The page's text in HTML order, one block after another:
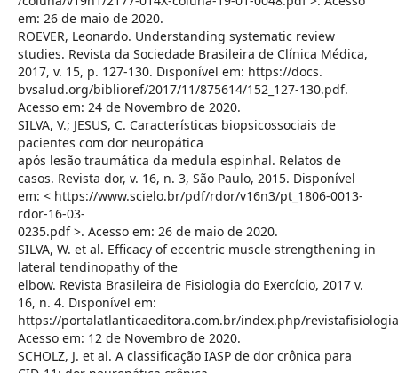
em: 26 de maio de 2020.
ROEVER, Leonardo. Understanding systematic review
studies. Revista da Sociedade Brasileira de Clínica Médica,
2017, v. 15, p. 127-130. Disponível em: https://docs.
bvsalud.org/biblioref/2017/11/875614/152_127-130.pdf.
Acesso em: 24 de Novembro de 2020.
SILVA, V.; JESUS, C. Características biopsicossociais de
pacientes com dor neuropática
após lesão traumática da medula espinhal. Relatos de
casos. Revista dor, v. 16, n. 3, São Paulo, 2015. Disponível
em: < https://www.scielo.br/pdf/rdor/v16n3/pt_1806-0013-
rdor-16-03-
0235.pdf >. Acesso em: 26 de maio de 2020.
SILVA, W. et al. Efficacy of eccentric muscle strengthening in
lateral tendinopathy of the
elbow. Revista Brasileira de Fisiologia do Exercício, 2017 v.
16, n. 4. Disponível em:
https://portalatlanticaeditora.com.br/index.php/
Acesso em: 12 de Novembro de 2020.
SCHOLZ, J. et al. A classificação IASP de dor crônica para